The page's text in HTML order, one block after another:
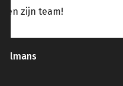
bouw begeleid.
meedenkend in